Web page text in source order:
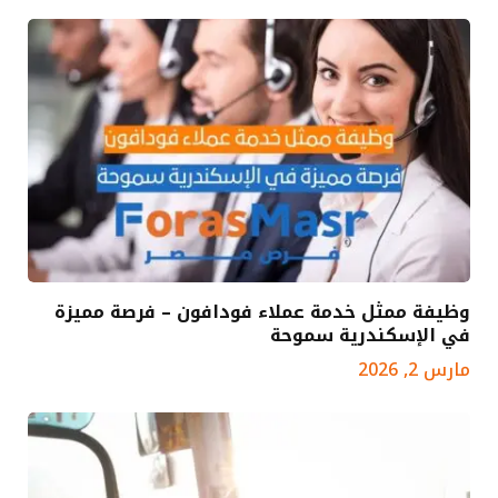
وظيفة ممثل خدمة عملاء فودافون – فرصة مميزة
في الإسكندرية سموحة
مارس 2, 2026